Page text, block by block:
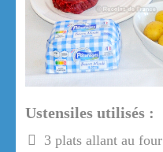
Ustensiles utilisés :
3 plats allant au four